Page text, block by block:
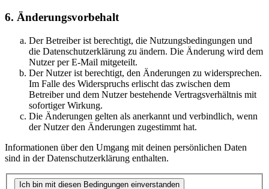
6. Änderungsvorbehalt
Der Betreiber ist berechtigt, die Nutzungsbedingungen und
die Datenschutzerklärung zu ändern. Die Änderung wird dem
Nutzer per E-Mail mitgeteilt.
Der Nutzer ist berechtigt, den Änderungen zu widersprechen.
Im Falle des Widerspruchs erlischt das zwischen dem
Betreiber und dem Nutzer bestehende Vertragsverhältnis mit
sofortiger Wirkung.
Die Änderungen gelten als anerkannt und verbindlich, wenn
der Nutzer den Änderungen zugestimmt hat.
Informationen über den Umgang mit deinen persönlichen Daten
sind in der Datenschutzerklärung enthalten.